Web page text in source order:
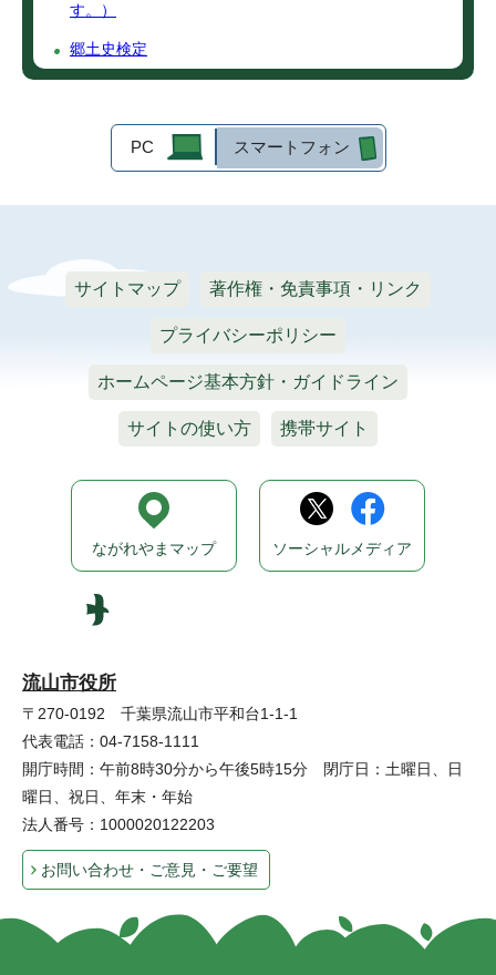
す。）
郷土史検定
PC スマートフォン
サイトマップ 著作権・免責事項・リンク
プライバシーポリシー
ホームページ基本方針・ガイドライン
サイトの使い方 携帯サイト
流山市役所
〒270-0192 千葉県流山市平和台1-1-1
代表電話：04-7158-1111
開庁時間：午前8時30分から午後5時15分 閉庁日：土曜日、日
曜日、祝日、年末・年始
法人番号：1000020122203
お問い合わせ・ご意見・ご要望
ながれやまマップ ソーシャルメディア